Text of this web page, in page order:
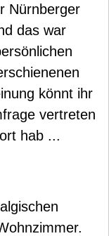
Nürnberger
das war
könnt ihr
vertreten
hab ...